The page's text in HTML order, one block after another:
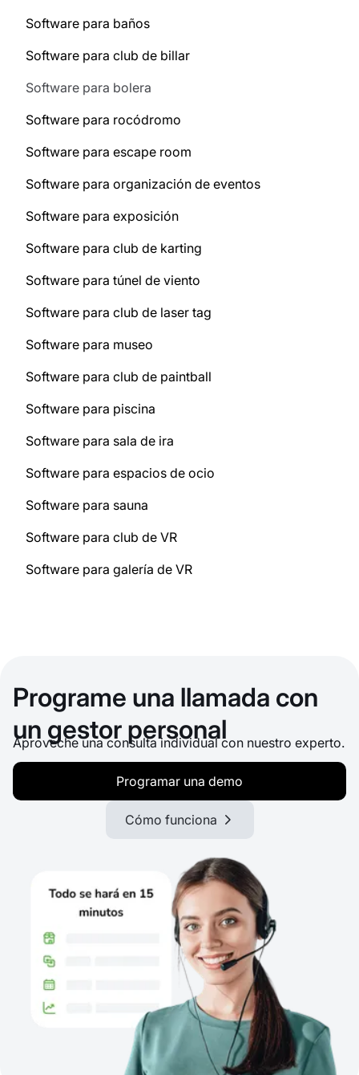
Software para baños
Software para club de billar
Software para bolera
Software para rocódromo
Software para escape room
Software para organización de eventos
Software para exposición
Software para club de karting
Software para túnel de viento
Software para club de laser tag
Software para museo
Software para club de paintball
Software para piscina
Software para sala de ira
Software para espacios de ocio
Software para sauna
Software para club de VR
Software para galería de VR
Programe una llamada con
un gestor personal
Aproveche una consulta individual con nuestro experto.
Programar una demo
Cómo funciona